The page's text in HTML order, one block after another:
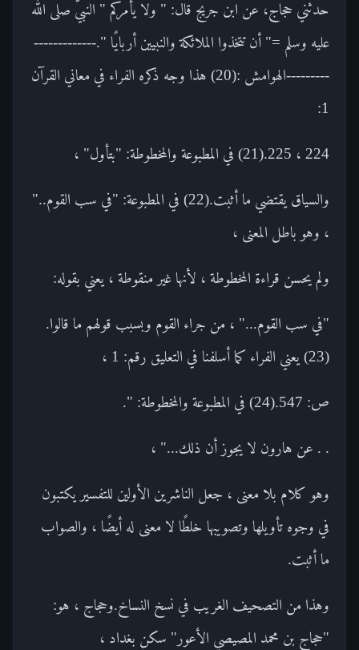
حدثني حجاج، عن ابن جريج قال: " ولا يأمركم " النبيُّ صلى الله
عليه وسلم =" أن تتخذوا الملائكة والنبيين أربايًا ".-------------
---------الهوامش :(20) هذا وجه ذكره الفراء في معاني القرآن
1:
224 ، 225.(21) في المطبوعة والمخطوطة: "بتأول" ،
والسياق يقتضي ما أثبت.(22) في المطبوعة: "في سب القوم.."
، وهو باطل المعنى ،
ولم يحسن قراءة المخطوطة ، لأنها غير منقوطة ، يعني بقوله:
"في سب القوم..." ، من جراء القوم وبسبب قولهم ما قالوا.
(23) يعني الفراء كما أسلفنا في التعليق رقم: 1 ،
ص: 547.(24) في المطبوعة والمخطوطة: ".
. . عن هارون لا يجوز أن ذلك..." ،
وهو كلام بلا معنى ، جعل الناشرين الأولين للتفسير يكتبون
في وجوه تأويلها وتصويبها خلطًا لا معنى له أيضًا ، والصواب
ما أثبت.
وهذا من التصحيف الغريب في نسخ النساخ.وحجاج ، هو:
"حجاج بن محمد المصيصي الأعور" سكن بغداد ،